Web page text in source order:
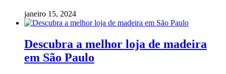
janeiro 15, 2024
Descubra a melhor loja de madeira
em São Paulo